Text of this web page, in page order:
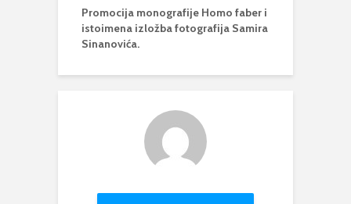
Promocija monografije Homo faber i
istoimena izložba fotografija Samira
Sinanovića.